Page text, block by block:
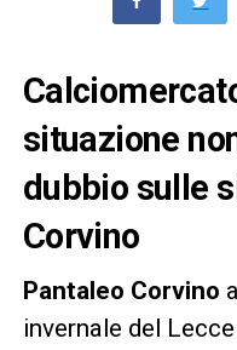
situazione
dubbio sulle
Corvino
Pantaleo Corvino
invernale del